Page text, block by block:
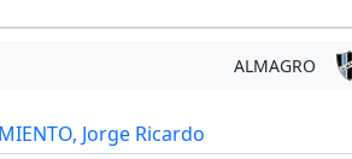
ALMAGRO
Jorge Ricardo